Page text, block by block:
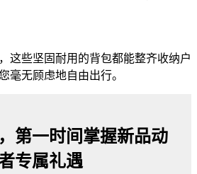
这些坚固耐用的背包都能整齐收纳户
毫无顾虑地自由出行。
第一时间掌握新品动
专属礼遇